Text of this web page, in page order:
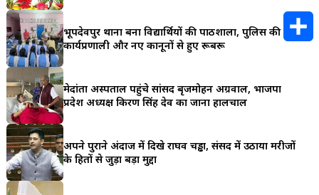
भूपदेवपुर थाना बना विद्यार्थियों की पाठशाला, पुलिस की
कार्यप्रणाली और नए कानूनों से हुए रूबरू
मेदांता अस्पताल पहुंचे सांसद बृजमोहन अग्रवाल, भाजपा
प्रदेश अध्यक्ष किरण सिंह देव का जाना हालचाल
अपने पुराने अंदाज में दिखे राघव चड्ढा, संसद में उठाया मरीजों
के हितों से जुड़ा बड़ा मुद्दा
r